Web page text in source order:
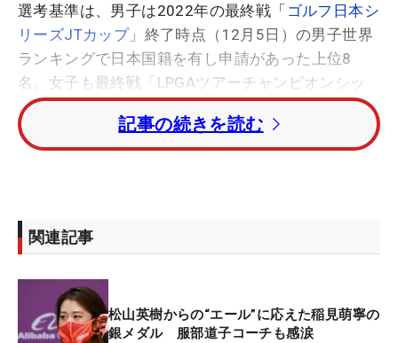
選考基準は、男子は2022年の最終戦「 ゴルフ日本シ
リーズJTカップ」終了時点（12月5日）の男子世界
ランキングで日本国籍を有し申請があった上位8
名。女子も最終戦「LPGAツアーチャンピオンシッ
プリコーカップ」終了時点（11月28日）の女子世界
ランキングで日本国籍を有し申請のあった上位8名
までとなっている。
るなど積極的な支援が受けられる。さらに、宮崎フ
ェニックス・シーガイア・リゾートのコースラウン
用可能で、航空運賃、宿泊費、プレー費なども国か
らの選手強化費によって充当される。
記事の続きを読む
関連記事
松山英樹からの“エール”に応えた稲見萌寧の
銀メダル 服部道子コーチも感涙